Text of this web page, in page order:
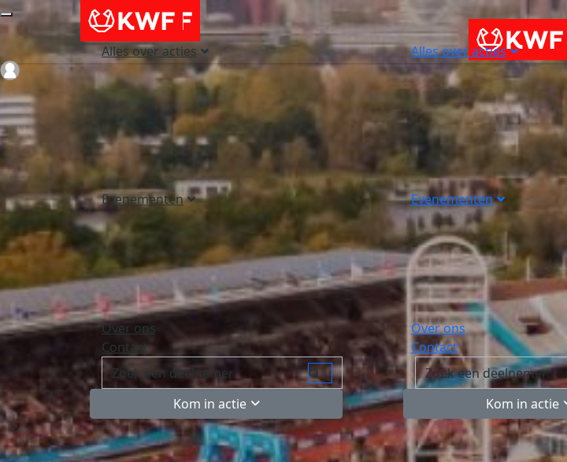
Alles over acties
Evenementen
Over ons
Contact
Kom in actie
Alles over acties
Evenementen
Over ons
Contact
Kom in actie
Login